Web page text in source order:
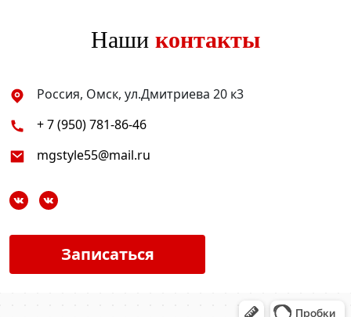
Наши контакты
Россия, Омск, ул.Дмитриева 20 к3
+ 7 (950) 781-86-46
mgstyle55@mail.ru
Записаться